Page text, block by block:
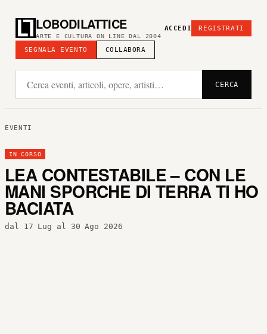
LOBODILATTICE
ARTE E CULTURA ON LINE DAL 2004
SEGNALA EVENTO COLLABORA
ACCEDI REGISTRATI
CERCA
EVENTI
IN CORSO
LEA CONTESTABILE – CON LE
MANI SPORCHE DI TERRA TI HO
BACIATA
dal 17 Lug al 30 Ago 2026